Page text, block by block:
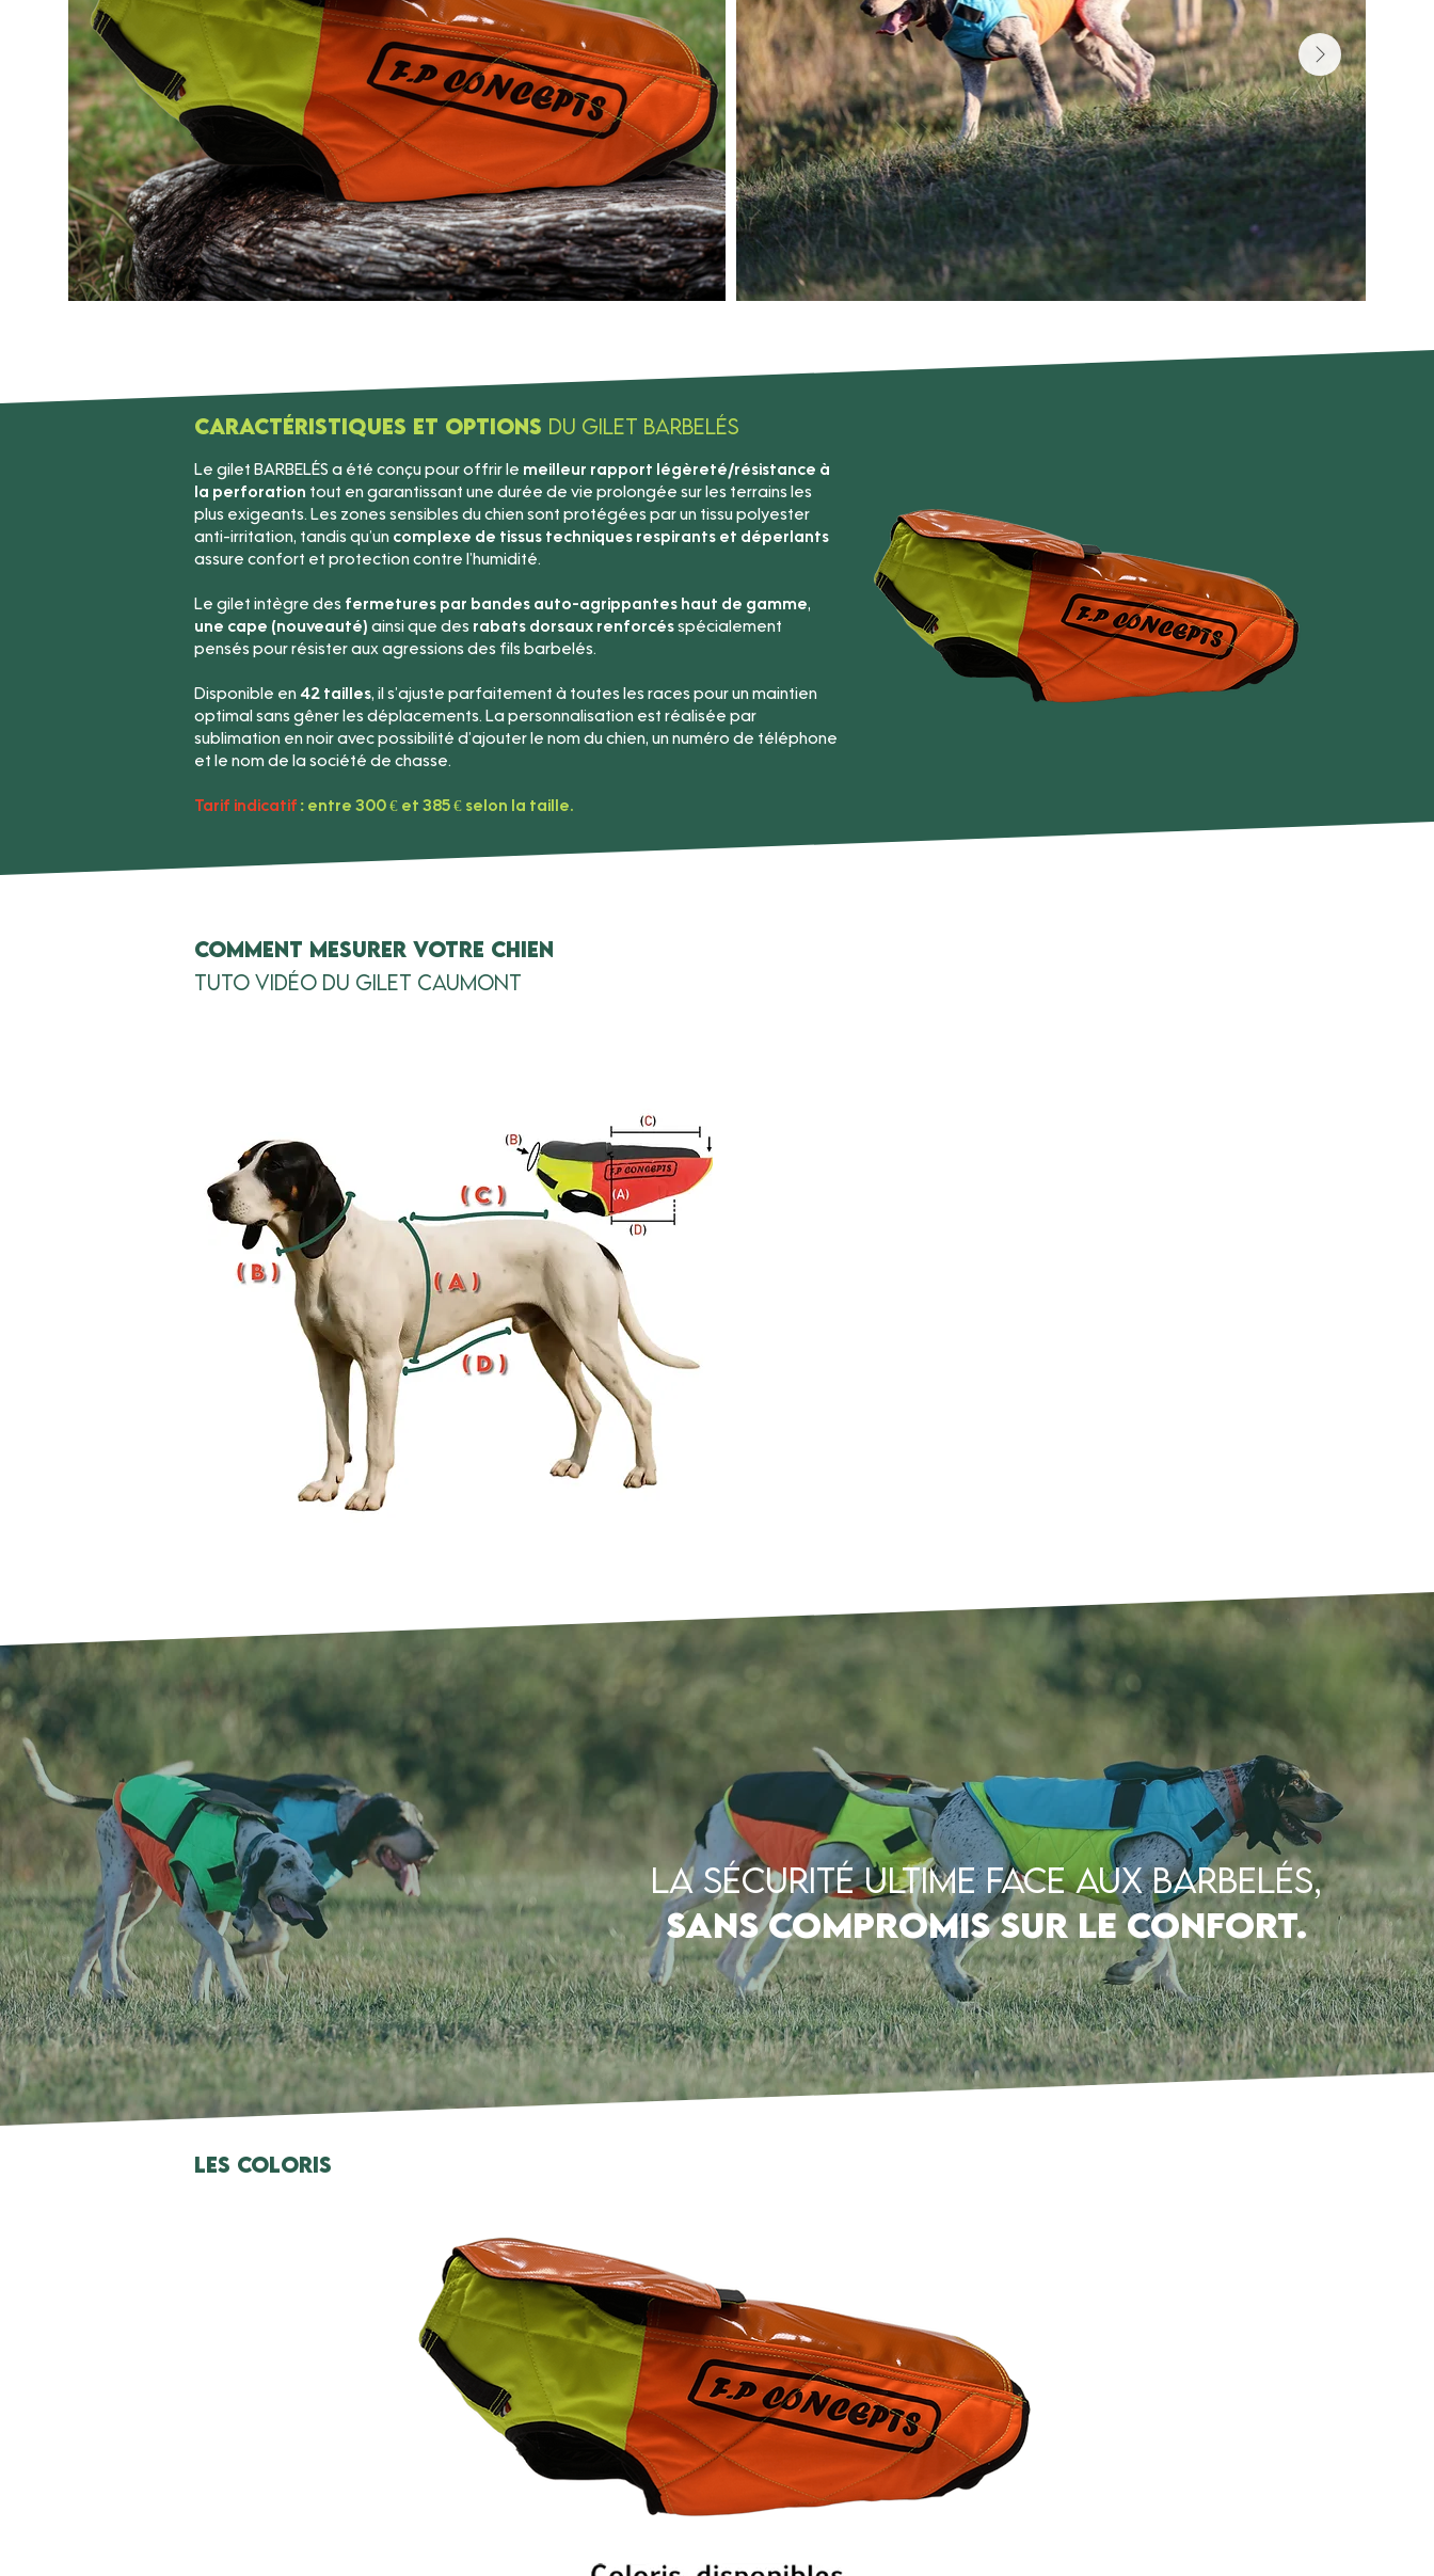
Caractéristiques et options du Gilet Barbelés
Le gilet BARBELÉS a été conçu pour offrir le meilleur rapport légèreté/résistance à
la perforation tout en garantissant une durée de vie prolongée sur les terrains les
plus exigeants. Les zones sensibles du chien sont protégées par un tissu polyester
anti-irritation, tandis qu’un complexe de tissus techniques respirants et déperlants
assure confort et protection contre l’humidité.
Le gilet intègre des fermetures par bandes auto-agrippantes haut de gamme,
une cape (nouveauté) ainsi que des rabats dorsaux renforcés spécialement
pensés pour résister aux agressions des fils barbelés.
Disponible en 42 tailles, il s’ajuste parfaitement à toutes les races pour un maintien
optimal sans gêner les déplacements. La personnalisation est réalisée par
sublimation en noir avec possibilité d’ajouter le nom du chien, un numéro de téléphone
et le nom de la société de chasse.
Tarif indicatif : entre 300 € et 385 € selon la taille.
Comment mesurer votre chien
Tuto vidéo du Gilet Caumont
La sécurité ultime face aux barbelés,
sans compromis sur le confort.
Les Coloris